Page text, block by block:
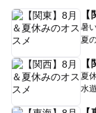
暑
夏
夏
水